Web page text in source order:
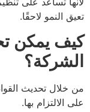
تعيق النمو لاحقًا.
كيف يمكن
الشركة؟
من خلال تحديث
على الالتزام بها.